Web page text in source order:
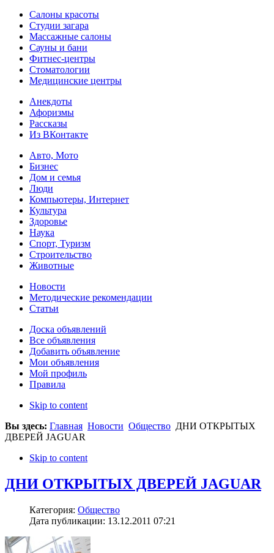
Салоны красоты
Студии загара
Массажные салоны
Сауны и бани
Фитнес-центры
Стоматологии
Медицинские центры
Анекдоты
Афоризмы
Рассказы
Из ВКонтакте
Авто, Мото
Бизнес
Дом и семья
Люди
Компьютеры, Интернет
Культура
Здоровье
Наука
Спорт, Туризм
Строительство
Животные
Новости
Методические рекомендации
Статьи
Доска объявлений
Все объявления
Добавить объявление
Мои объявления
Мой профиль
Правила
Skip to content
Вы здесь: Главная Новости Общество ДНИ ОТКРЫТЫХ
ДВЕРЕЙ JAGUAR
Skip to content
ДНИ ОТКРЫТЫХ ДВЕРЕЙ JAGUAR
Категория: Общество
Дата публикации: 13.12.2011 07:21